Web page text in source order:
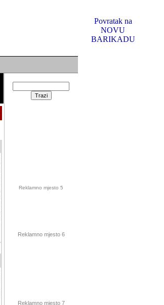
Povratak na
NOVU
BARIKADU